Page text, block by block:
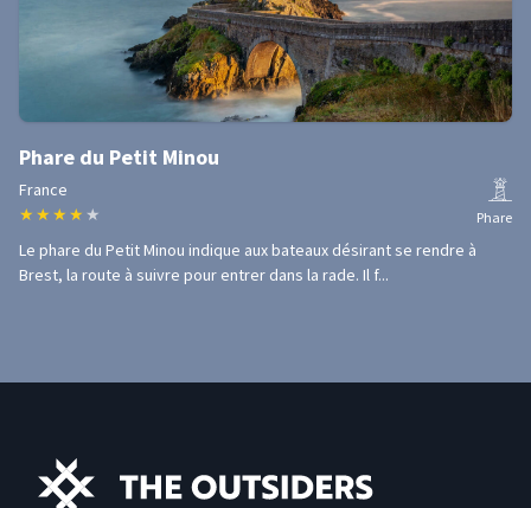
Phare du Petit Minou
France
★ ★ ★ ★ ★ Phare
Le phare du Petit Minou indique aux bateaux désirant se rendre à
Brest, la route à suivre pour entrer dans la rade. Il f...